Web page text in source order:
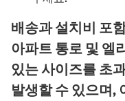
배송과 설치비 포
아파트 통로 및 엘
있는 사이즈를 초
발생할 수 있으며,